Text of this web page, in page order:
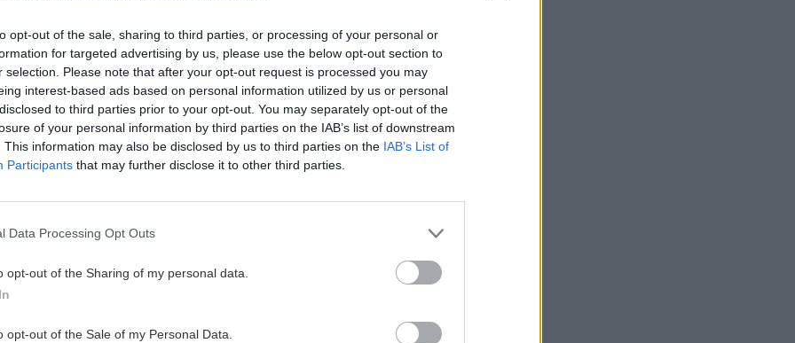
opt-out of the sale, sharing to third parties, or processing of your personal or
for targeted advertising by us, please use the below opt-out section to
selection. Please note that after your opt-out request is processed you may
interest-based ads based on personal information utilized by us or personal
to third parties prior to your opt-out. You may separately opt-out of the
of your personal information by third parties on the IAB’s list of downstream
This information may also be disclosed by us to third parties on the IAB’s List of
Participants that may further disclose it to other third parties.
Data Processing Opt Outs
opt-out of the Sharing of my personal data.
opt-out of the Sale of my Personal Data.
που μπορεί να δουλέψει τέλεια σε κάποια άλλη,
Όπως και να ’χει, οι γκρίζες τρίχες είναι
όμορφες, περιποιημένες και γεμάτες
υλικά. Θα χρειαστείς: